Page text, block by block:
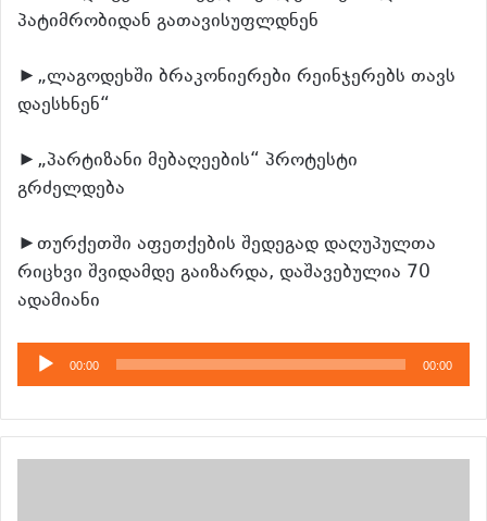
პატიმრობიდან გათავისუფლდნენ
►„ლაგოდეხში ბრაკონიერები რეინჯერებს თავს
დაესხნენ“
►„პარტიზანი მებაღეების“ პროტესტი
გრძელდება
►თურქეთში აფეთქების შედეგად დაღუპულთა
რიცხვი შვიდამდე გაიზარდა, დაშავებულია 70
ადამიანი
აუდიო
დამკვრელი
00:00 00:00